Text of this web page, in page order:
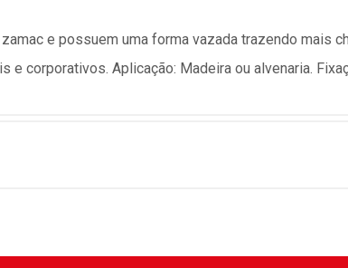
e possuem uma forma vazada trazendo mais
corporativos. Aplicação: Madeira ou alvenaria.